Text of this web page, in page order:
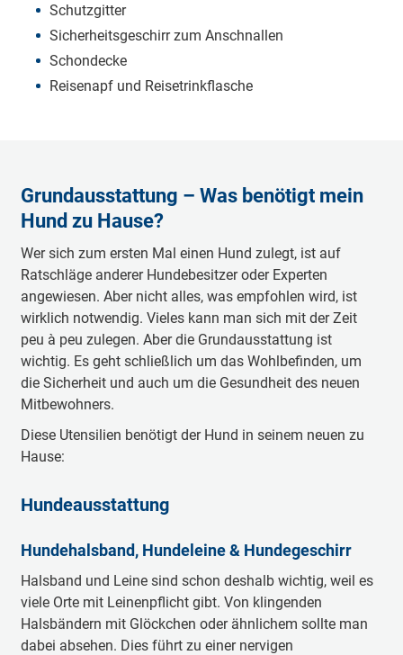
Schutzgitter
Sicherheitsgeschirr zum Anschnallen
Schondecke
Reisenapf und Reisetrinkflasche
Grundausstattung – Was benötigt mein
Hund zu Hause?
Wer sich zum ersten Mal einen Hund zulegt, ist auf
Ratschläge anderer Hundebesitzer oder Experten
angewiesen. Aber nicht alles, was empfohlen wird, ist
wirklich notwendig. Vieles kann man sich mit der Zeit
peu à peu zulegen. Aber die Grundausstattung ist
wichtig. Es geht schließlich um das Wohlbefinden, um
die Sicherheit und auch um die Gesundheit des neuen
Mitbewohners.
Diese Utensilien benötigt der Hund in seinem neuen zu
Hause:
Hundeausstattung
Hundehalsband, Hundeleine & Hundegeschirr
Halsband und Leine sind schon deshalb wichtig, weil es
viele Orte mit Leinenpflicht gibt. Von klingenden
Halsbändern mit Glöckchen oder ähnlichem sollte man
dabei absehen. Dies führt zu einer nervigen